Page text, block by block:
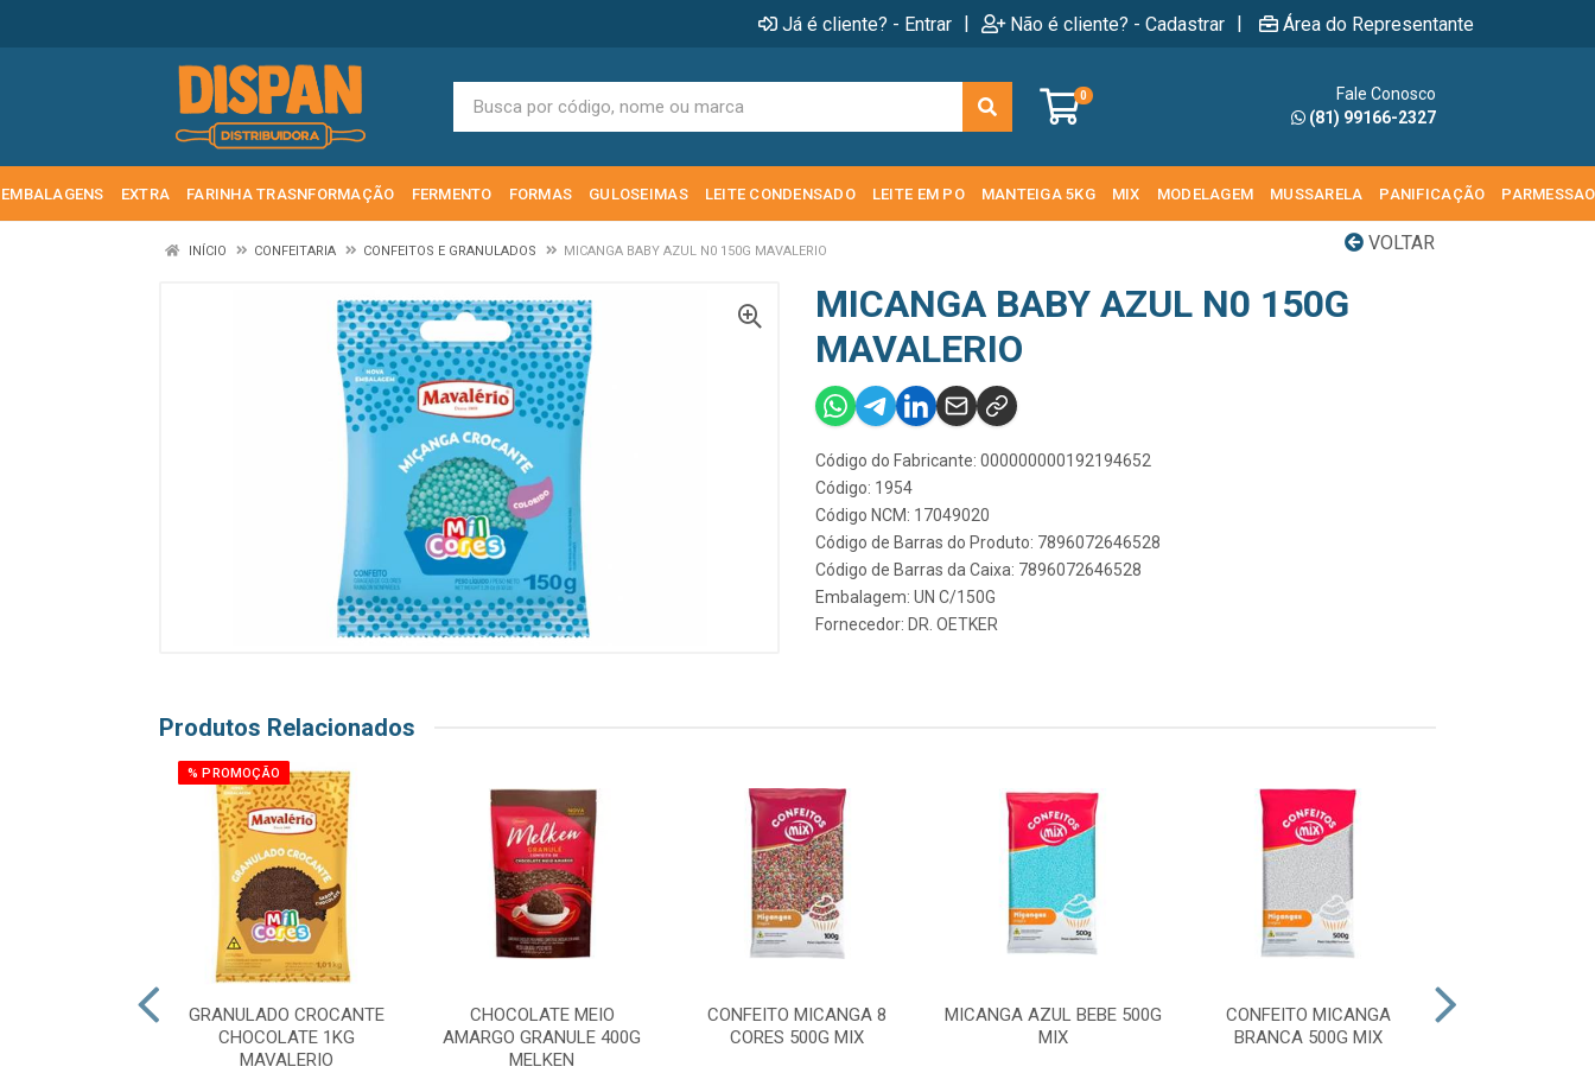
Já é cliente? - Entrar | Não é cliente? - Cadastrar | Área do Representante
0
Fale Conosco
(81) 99166-2327
EMBALAGENS EXTRA FARINHA TRASNFORMAÇÃO FERMENTO FORMAS GULOSEIMAS LEITE CONDENSADO LEITE EM PO MANTEIGA 5KG MIX MODELAGEM MUSSARELA PANIFICAÇÃO PARMESSAO
VOLTAR
INÍCIO CONFEITARIA CONFEITOS E GRANULADOS MICANGA BABY AZUL N0 150G MAVALERIO
MICANGA BABY AZUL N0 150G
MAVALERIO
Código do Fabricante: 000000000192194652
Código: 1954
Código NCM: 17049020
Código de Barras do Produto: 7896072646528
Código de Barras da Caixa: 7896072646528
Embalagem: UN C/150G
Fornecedor: DR. OETKER
Produtos Relacionados
% PROMOÇÃO
GRANULADO CROCANTE
CHOCOLATE 1KG
MAVALERIO
CHOCOLATE MEIO
AMARGO GRANULE 400G
MELKEN
CONFEITO MICANGA 8
CORES 500G MIX
MICANGA AZUL BEBE 500G
MIX
CONFEITO MICANGA
BRANCA 500G MIX